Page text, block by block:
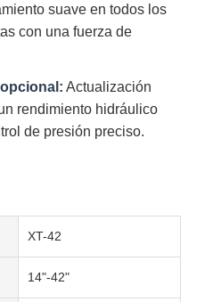
suave en todos los
con una fuerza de
Actualización
rendimiento hidráulico
de presión preciso.
XT-42
14"-42"